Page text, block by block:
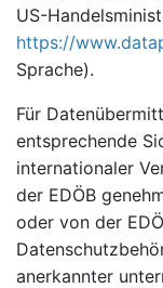
US-
https://
Sprache).
Für
entsprechende
internationaler
der EDÖB
oder von der
anerkannter